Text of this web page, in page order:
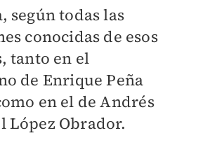
según todas las
conocidas de esos
tanto en el
de Enrique Peña
en el de Andrés
López Obrador.